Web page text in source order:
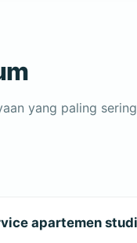
yang paling
apartemen